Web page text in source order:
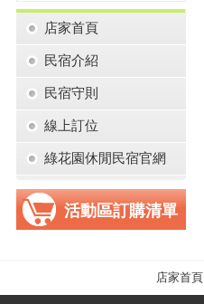
店家首頁
民宿介紹
民宿守則
線上訂位
綠花園休閒民宿官網
活動區訂購清單
店家首頁